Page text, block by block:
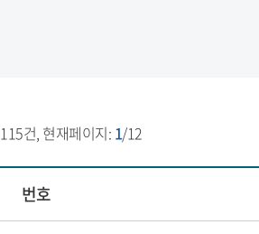
115건, 현재페이지: 1/12
번호